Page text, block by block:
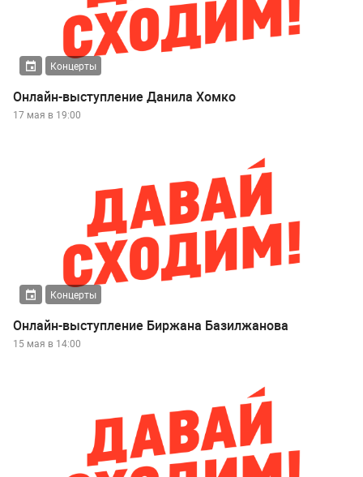
Концерты
Онлайн-выступление Данила Хомко
17 мая в 19:00
Концерты
Онлайн-выступление Биржана Базилжанова
15 мая в 14:00